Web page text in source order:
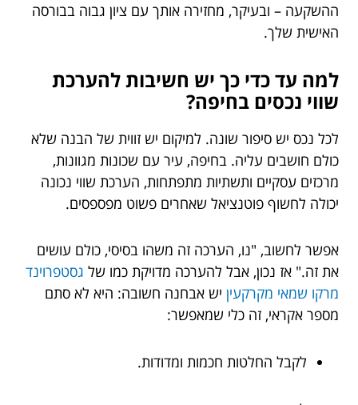
ההשקעה – ובעיקר, מחזירה אותך עם ציון גבוה בבורסה
האישית שלך.
למה עד כדי כך יש חשיבות להערכת
שווי נכסים בחיפה?
לכל נכס יש סיפור שונה. למיקום יש זווית של הבנה שלא
כולם חושבים עליה. בחיפה, עיר עם שכונות מגוונות,
מרכזים עסקיים ותשתיות מתפתחות, הערכת שווי נכונה
יכולה לחשוף פוטנציאל שאחרים פשוט מפספסים.
אפשר לחשוב, "נו, הערכה זה משהו בסיסי, כולם עושים
את זה." אז נכון, אבל להערכה מדויקת כמו של גסטפרוינד
מרקו שמאי מקרקעין יש אבחנה חשובה: היא לא סתם
מספר אקראי, זה כלי שמאפשר:
לקבל החלטות חכמות ומדודות.